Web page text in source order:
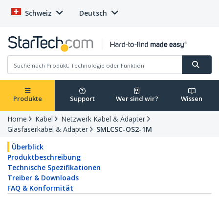
Schweiz Deutsch
Produkte Support Wer sind wir? Wissen
Home Kabel
Netzwerk Kabel & Adapter
Glasfaserkabel & Adapter
SMLCSC-OS2-1M
Überblick
Produktbeschreibung
Technische Spezifikationen
Treiber & Downloads
FAQ & Konformität